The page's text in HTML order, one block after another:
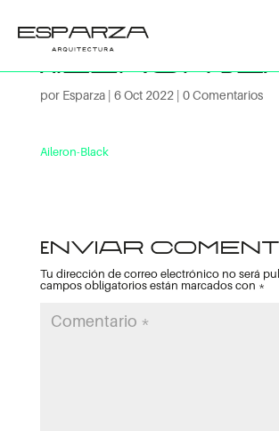
Aileron-
por Esparza| 6 Oct 2022| 0 Comentarios
Aileron-Black
Enviar
Tu dirección de correo electrónico no será
campos obligatorios están marcados con *